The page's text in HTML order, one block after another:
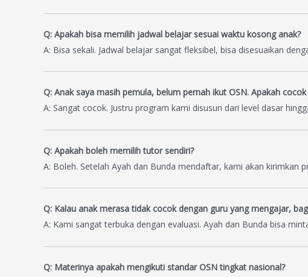
Q: Apakah bisa memilih jadwal belajar sesuai waktu kosong anak?
A: Bisa sekali. Jadwal belajar sangat fleksibel, bisa disesuaikan
Q: Anak saya masih pemula, belum pernah ikut OSN. Apakah
A: Sangat cocok. Justru program kami disusun dari level dasar
Q: Apakah boleh memilih tutor sendiri?
A: Boleh. Setelah Ayah dan Bunda mendaftar, kami akan kirimkan
Q: Kalau anak merasa tidak cocok dengan guru yang mengajar,
A: Kami sangat terbuka dengan evaluasi. Ayah dan Bunda bisa
Q: Materinya apakah mengikuti standar OSN tingkat nasional?